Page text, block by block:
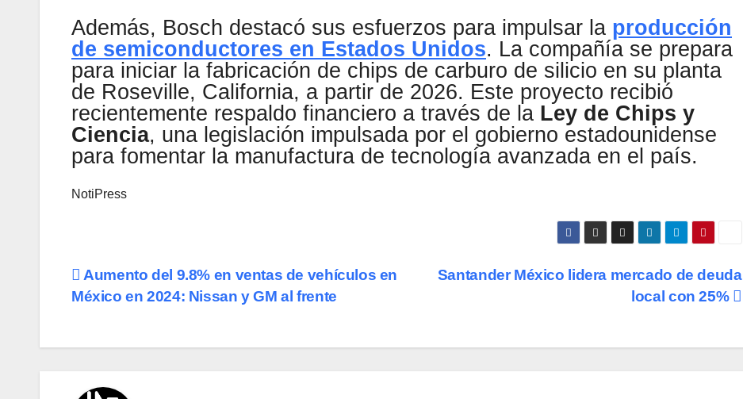
Además, Bosch destacó sus esfuerzos para impulsar la producción
de semiconductores en Estados Unidos. La compañía se prepara
para iniciar la fabricación de chips de carburo de silicio en su planta
de Roseville, California, a partir de 2026. Este proyecto recibió
recientemente respaldo financiero a través de la Ley de Chips y
Ciencia, una legislación impulsada por el gobierno estadounidense
para fomentar la manufactura de tecnología avanzada en el país.
NotiPress
Navegación
entradas
Santander México lidera mercado de deuda
local con 25%
Aumento del 9.8% en ventas de vehículos en
México en 2024: Nissan y GM al frente